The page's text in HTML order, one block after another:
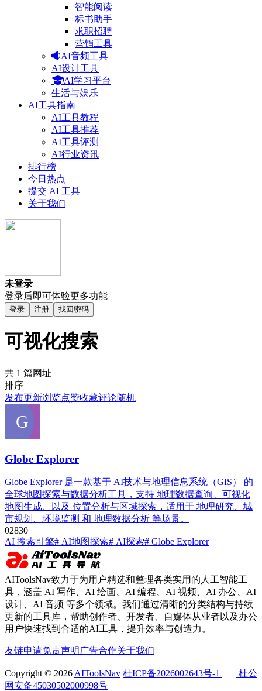
智能阅读
标书助手
求职招聘
营销工具
AI音频工具
AI设计工具
AI学习平台
生活与娱乐
AI工具指南
AI工具教程
AI工具推荐
AI工具评测
AI行业资讯
排行榜
今日热点
提交 AI 工具
关于我们
未登录
登录后即可体验更多功能
登录 注册 找回密码
可视化搜索
共 1 篇网址
排序
发布更新浏览点赞收藏评论随机
Globe Explorer
Globe Explorer 是一款基于 AI技术与地理信息系统（GIS） 的
全球地图探索与数据分析工具，支持 地理数据查询、可视化
地图生成、以及 位置分析与区域探索，适用于 地理研究、城
市规划、环境监测 和 地理数据分析 等场景。
02830
AI 搜索引擎# AI地图探索# AI探索# Globe Explorer
AIToolsNav致力于为用户精选和整理各类实用的人工智能工
具，涵盖 AI 写作、AI 绘画、AI 编程、AI 视频、AI 办公、AI
设计、AI 音频 等多个领域。我们通过清晰的分类结构与持续
更新的工具库，帮助创作者、开发者、自媒体从业者以及办公
用户快速找到合适的AI工具，提升效率与创造力。
友链申请免责声明 广告合作关于我们
Copyright © 2026 AIToolsNav 桂ICP备2026002643号-1
桂公
网安备45030502000998号